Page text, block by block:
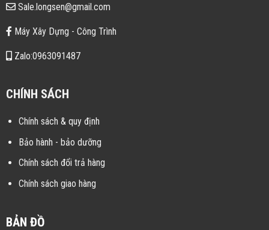
Sale.longsen@gmail.com
Máy Xây Dựng - Công Trình
Zalo:0963091487
CHÍNH SÁCH
Chính sách & quy định
Bảo hành - bảo dưỡng
Chính sách đổi trả hàng
Chính sách giao hàng
BẢN ĐỒ